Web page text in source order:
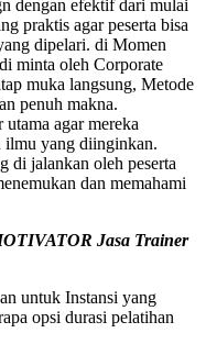
dengan efektif dari mulai
praktis agar peserta bisa
dipelari. di Momen
minta oleh Corporate
muka langsung, Metode
penuh makna.
agar mereka
ilmu yang diinginkan.
di jalankan oleh peserta
dan memahami
Jasa Trainer
untuk Instansi yang
opsi durasi pelatihan